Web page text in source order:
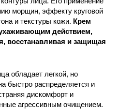
морщин, эффекту круговой
и текстуры кожи. Крем
действием,
восстанавливая и защищая
обладает легкой, но
быстро распределяется и
дискомфорт и
агрессивным очищением.